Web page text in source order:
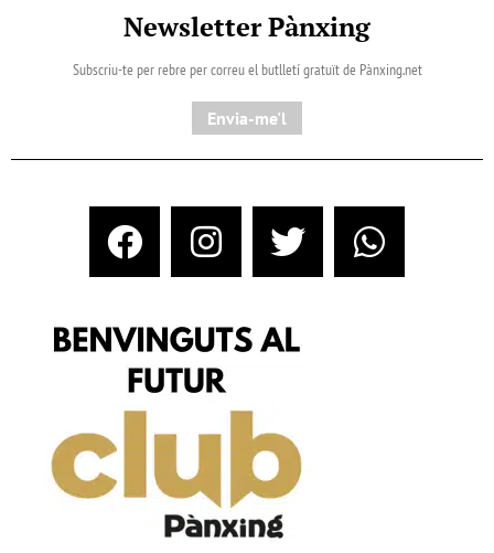
Newsletter Pànxing
Subscriu-te per rebre per correu el butlletí gratuït de Pànxing.net​
Envia-me'l